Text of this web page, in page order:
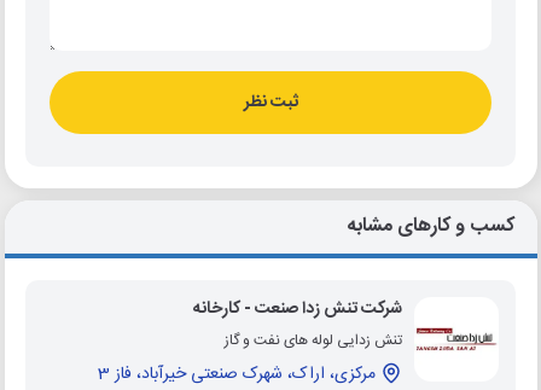
ثبت نظر
کسب و کارهای مشابه
شرکت تنش زدا صنعت - کارخانه
تنش زدایی لوله های نفت و گاز
مرکزی، اراک، شهرک صنعتی خیرآباد، فاز 3